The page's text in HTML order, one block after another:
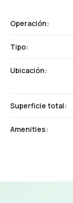
Operación:
Tipo:
Ubicación:
Superficie total:
Amenities: